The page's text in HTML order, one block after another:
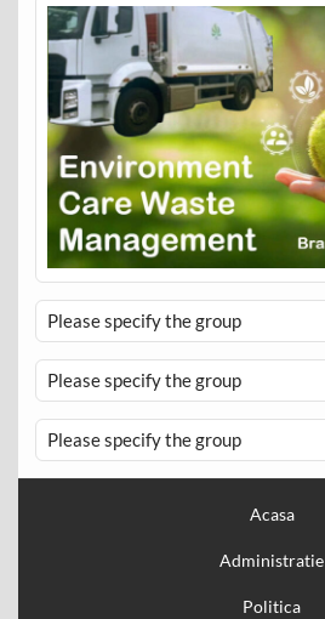
Please specify the group
Please specify the group
Please specify the group
Acasa
Administratie
Politica